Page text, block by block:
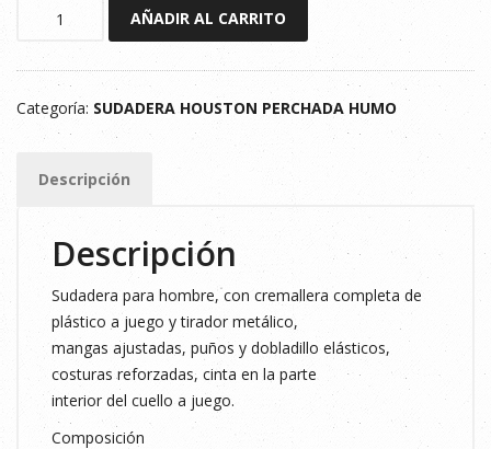
HOUSTON
PERCHADA
HUMO
AÑADIR AL CARRITO
Categoría: SUDADERA HOUSTON PERCHADA HUMO
Descripción
Descripción
Sudadera para hombre, con cremallera completa de
plástico a juego y tirador metálico,
mangas ajustadas, puños y dobladillo elásticos,
costuras reforzadas, cinta en la parte
interior del cuello a juego.
Composición